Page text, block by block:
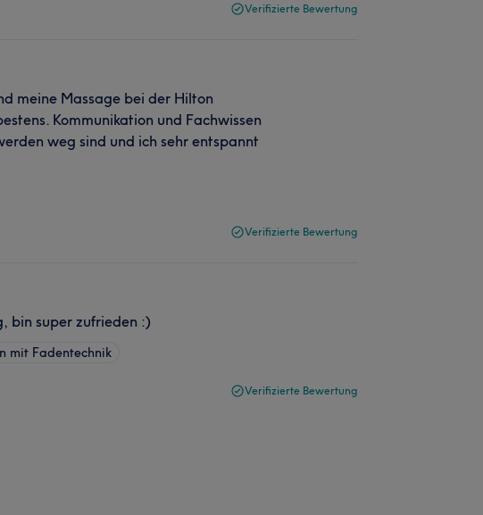
Verifizierte Bewertung
meine Massage bei der Hilton
Kommunikation und Fachwissen
weg sind und ich sehr entspannt
Verifizierte Bewertung
bin super zufrieden :)
mit Fadentechnik
Verifizierte Bewertung